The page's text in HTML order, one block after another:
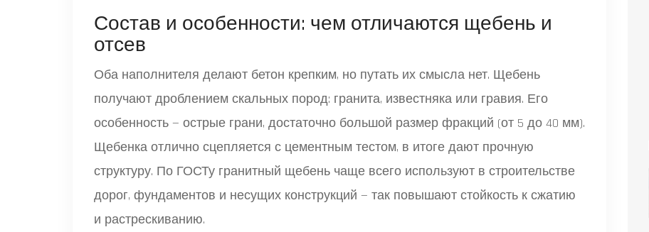
Состав и особенности: чем отличаются щебень и
отсев
Оба наполнителя делают бетон крепким, но путать их смысла нет. Щебень
получают дроблением скальных пород: гранита, известняка или гравия. Его
особенность — острые грани, достаточно большой размер фракций (от 5 до 40 мм).
Щебенка отлично сцепляется с цементным тестом, в итоге дают прочную
структуру. По ГОСТу гранитный щебень чаще всего используют в строительстве
дорог, фундаментов и несущих конструкций — так повышают стойкость к сжатию
и растрескиванию.